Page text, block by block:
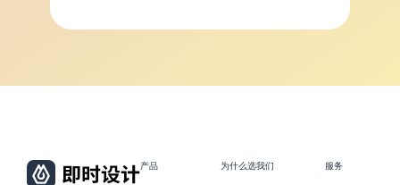
产品 为什么选我们 服务